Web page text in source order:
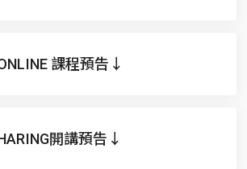
課程預告↓
開講預告↓